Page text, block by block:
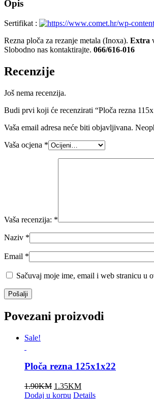
Opis
Sertifikat :
Rezna ploča za rezanje metala (Inoxa). Extra
Slobodno nas kontaktirajte. 066/616-016
Recenzije
Još nema recenzija.
Budi prvi koji će recenzirati “Ploča rezna
Vaša email adresa neće biti objavljivana.
Vaša ocjena *
Vaša recenzija: *
Naziv *
Email *
Sačuvaj moje ime, email i web stranicu u
Povezani proizvodi
Sale!
Ploča rezna 125x1x22
1.90KM Original
price
1.35KMCurrent
price
Dodaj u korpu Details